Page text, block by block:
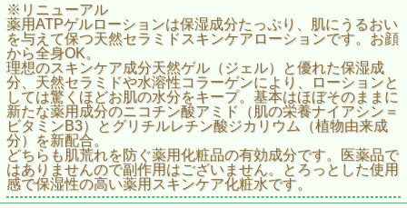
※リニューアル
薬用ATPゲルローションは保湿成分たっぷり、肌にうるおい
を与えて保つ天然セラミドスキンケアローションです。お顔
から全身OK。
理想のスキンケア成分天然ゲル（ジェル）と優れた保湿成
分、天然セラミドや水溶性コラーゲンにより、ローションと
しては驚くほどお肌の水分をキープ。基本はほぼそのままに
新たな薬用成分のニコチン酸アミド（肌の栄養ナイアシン＝
ビタミンB3）とグリチルレチン酸ジカリウム（植物由来成
分）を新配合。
どちらも肌荒れを防ぐ薬用化粧品の有効成分です。医薬品で
はありませんので副作用はございません。とろっとした使用
感で保湿性の高い薬用スキンケア化粧水です。